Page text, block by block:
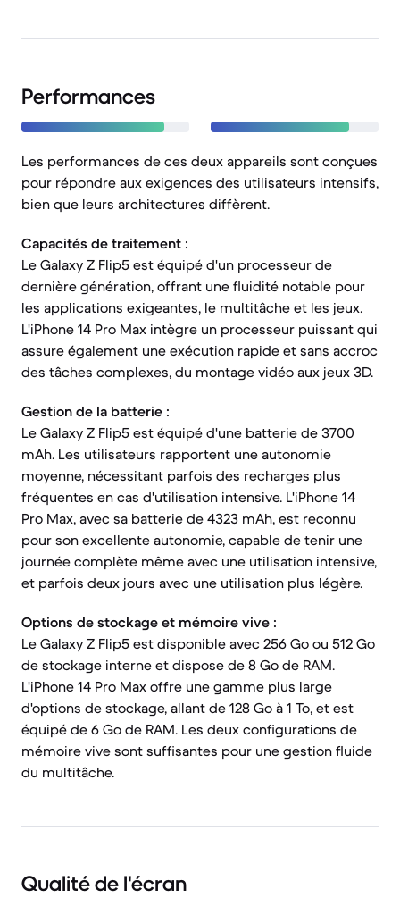
Performances
Les performances de ces deux appareils sont conçues
pour répondre aux exigences des utilisateurs intensifs,
bien que leurs architectures diffèrent.
Capacités de traitement :
Le Galaxy Z Flip5 est équipé d'un processeur de
dernière génération, offrant une fluidité notable pour
les applications exigeantes, le multitâche et les jeux.
L'iPhone 14 Pro Max intègre un processeur puissant qui
assure également une exécution rapide et sans accroc
des tâches complexes, du montage vidéo aux jeux 3D.
Gestion de la batterie :
Le Galaxy Z Flip5 est équipé d'une batterie de 3700
mAh. Les utilisateurs rapportent une autonomie
moyenne, nécessitant parfois des recharges plus
fréquentes en cas d'utilisation intensive. L'iPhone 14
Pro Max, avec sa batterie de 4323 mAh, est reconnu
pour son excellente autonomie, capable de tenir une
journée complète même avec une utilisation intensive,
et parfois deux jours avec une utilisation plus légère.
Options de stockage et mémoire vive :
Le Galaxy Z Flip5 est disponible avec 256 Go ou 512 Go
de stockage interne et dispose de 8 Go de RAM.
L'iPhone 14 Pro Max offre une gamme plus large
d'options de stockage, allant de 128 Go à 1 To, et est
équipé de 6 Go de RAM. Les deux configurations de
mémoire vive sont suffisantes pour une gestion fluide
du multitâche.
Qualité de l'écran